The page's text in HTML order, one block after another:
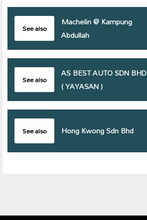
See also
Machelin @ Kampung
Abdullah
See also
AS BEST AUTO SDN BHD
( YAYASAN )
See also Hong Kwong Sdn Bhd